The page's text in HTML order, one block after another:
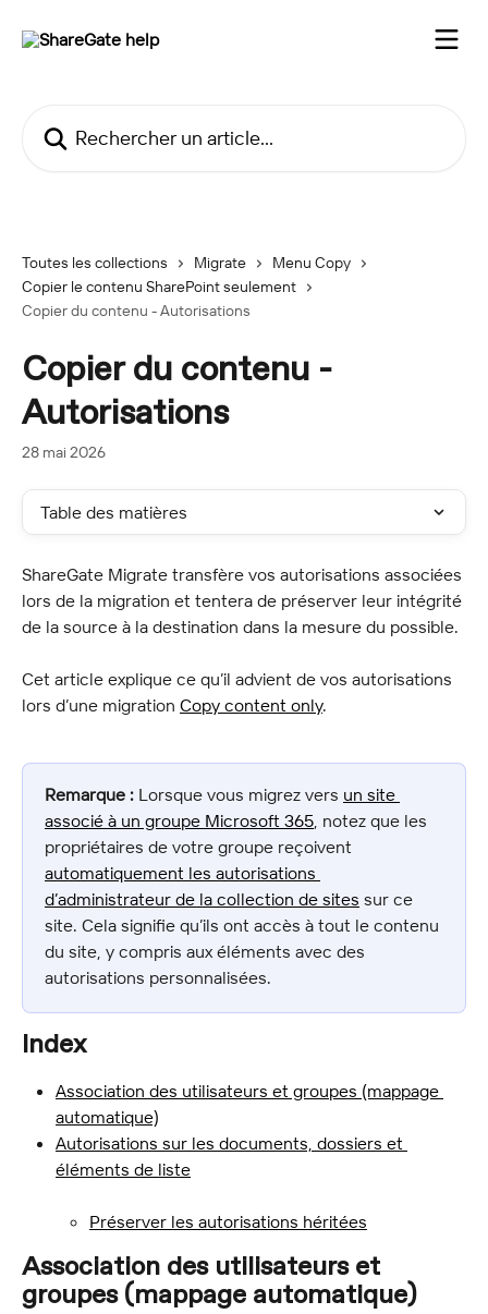
Toutes les collections Migrate
Menu Copy
Copier le contenu SharePoint seulement
Copier du contenu - Autorisations
Copier du contenu -
Autorisations
28 mai 2026
Table des matières
ShareGate Migrate transfère vos autorisations associées
lors de la migration et tentera de préserver leur intégrité
de la source à la destination dans la mesure du possible.
Cet article explique ce qu’il advient de vos autorisations
lors d’une migration Copy content only.
Remarque : Lorsque vous migrez vers un site
associé à un groupe Microsoft 365 , notez que les
propriétaires de votre groupe reçoivent
automatiquement les autorisations
d’administrateur de la collection de sites sur ce
site. Cela signifie qu’ils ont accès à tout le contenu
du site, y compris aux éléments avec des
autorisations personnalisées.
Index
Association des utilisateurs et groupes (mappage
automatique)
Autorisations sur les documents, dossiers et
éléments de liste
Préserver les autorisations héritées
Association des utilisateurs et
groupes (mappage automatique)